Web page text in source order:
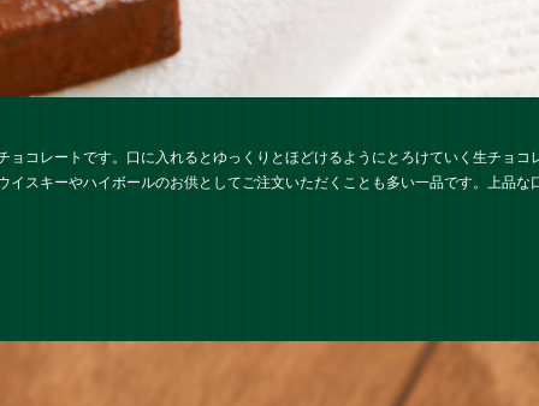
ョコレートです。口に入れるとゆっくりとほどけるようにとろけていく生チョ
イスキーやハイボールのお供としてご注文いただくことも多い一品です。上品な